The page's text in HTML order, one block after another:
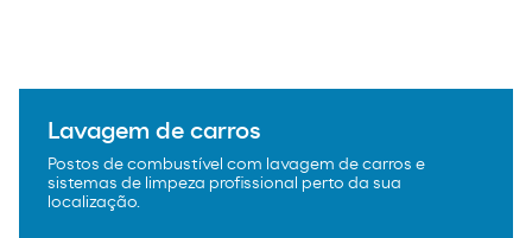
Lavagem de carros
Postos de combustível com lavagem de carros e
sistemas de limpeza profissional perto da sua
localização.